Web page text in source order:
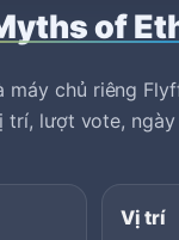
of
chủ riêng
trí, lượt vote,
Vị trí